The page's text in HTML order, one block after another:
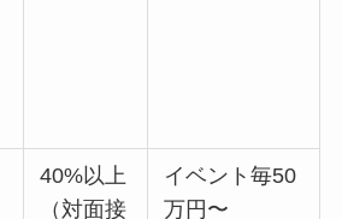
40%以上
（対面接
イベント毎50
万円〜